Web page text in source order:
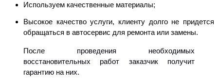
Используем качественные материалы;
Высокое качество услуги, клиенту долго не придется
обращаться в автосервис для ремонта или замены.
После проведения необходимых
восстановительных работ заказчик получит
гарантию на них.